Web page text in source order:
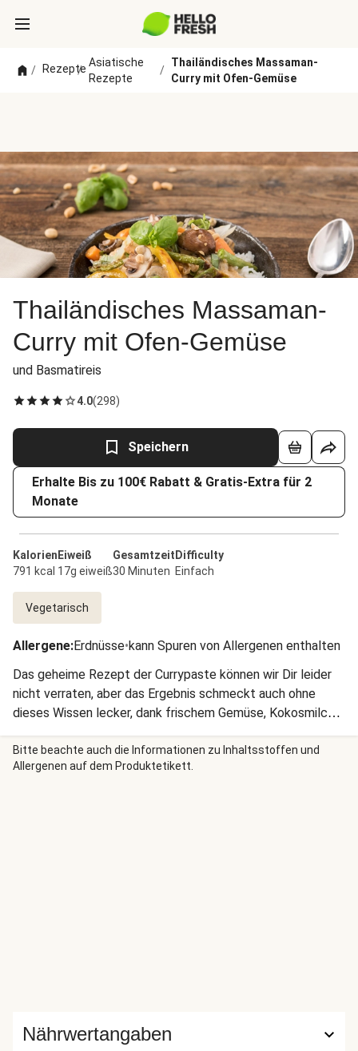
/ Rezepte
/
Asiatische
Rezepte
/
Thailändisches Massaman-
Curry mit Ofen-Gemüse
Thailändisches Massaman-
Curry mit Ofen-Gemüse
und Basmatireis
4.0(298)
Speichern
Erhalte Bis zu 100€ Rabatt & Gratis-Extra für 2
Monate
Kalorien
791 kcal
Eiweiß
17g eiweiß
Gesamtzeit
30 Minuten
Difficulty
Einfach
Vegetarisch
Allergene:Erdnüsse•kann Spuren von Allergenen enthalten
Das geheime Rezept der Currypaste können wir Dir leider
nicht verraten, aber das Ergebnis schmeckt auch ohne
dieses Wissen lecker, dank frischem Gemüse, Kokosmilch,
Erdnüssen und Basilikum. Das Geheimnis liegt nämlich nicht
nur in der Soße, sondern auch in den Zutaten. Lass es Dir
schmecken!
Bitte beachte auch die Informationen zu Inhaltsstoffen und
Allergenen auf dem Produktetikett.
Nährwertangaben